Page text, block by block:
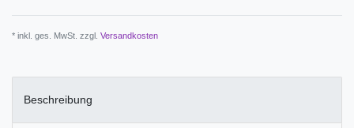
* inkl. ges. MwSt. zzgl. Versandkosten
Beschreibung